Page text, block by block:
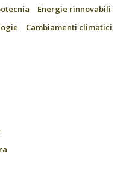
Energie rinnovabili
Cambiamenti climatici